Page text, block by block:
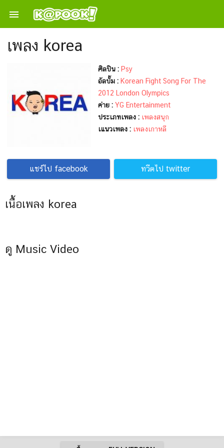

เพลง korea
ศิลปิน : Psy
อัลบั้ม : Korean Fight Song For The
2012 London Olympics
ค่าย : YG Entertainment
ประเภทเพลง : เพลงสนุก
เแนวเพลง : เพลงเกาหลี
แชร์ไป facebook ทวีตไป twitter
เนื้อเพลง korea
ดู Music Video